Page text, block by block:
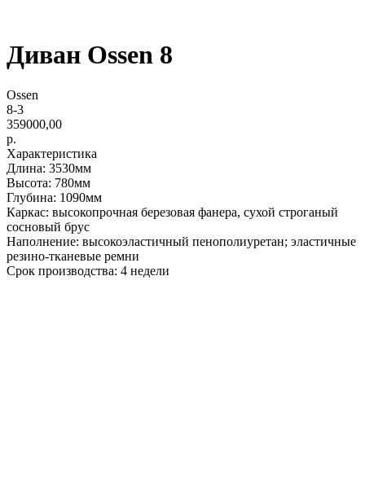
Диван Ossen 8
Ossen
8-3
359000,00
р.
Характеристика
Длина: 3530мм
Высота: 780мм
Глубина: 1090мм
Каркас: высокопрочная березовая фанера, сухой строганый
сосновый брус
Наполнение: высокоэластичный пенополиуретан; эластичные
резино-тканевые ремни
Срок производства: 4 недели